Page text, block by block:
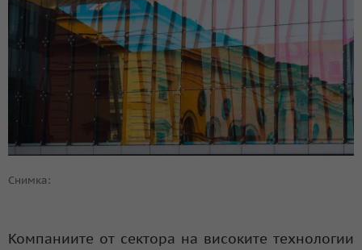
Снимка:
Компаниите от сектора на високите технологии